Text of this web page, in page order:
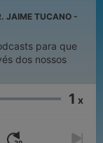
JAIME TUCANO -
para que
dos nossos
1 x